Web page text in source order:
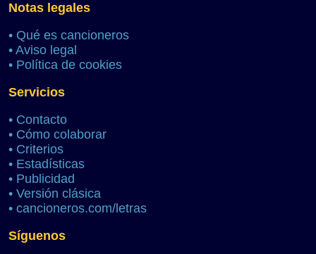
Notas legales
• Qué es cancioneros
• Aviso legal
• Política de cookies
Servicios
• Contacto
• Cómo colaborar
• Criterios
• Estadísticas
• Publicidad
• Versión clásica
• cancioneros.com/letras
Síguenos